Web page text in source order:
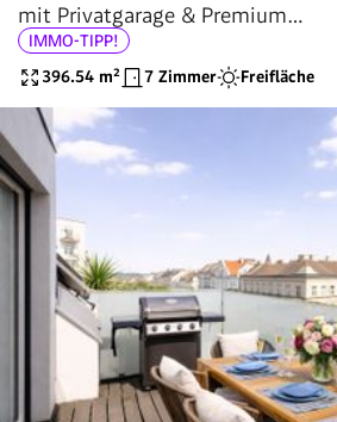
mit Privatgarage & Premium
Vollausstattung, Nähe Augarten
IMMO-TIPP!
396.54 m² 7 Zimmer Freifläche